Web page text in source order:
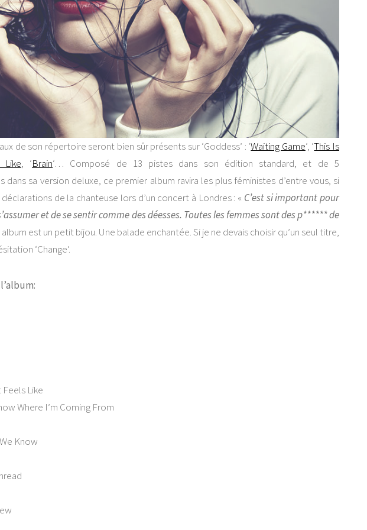
de son répertoire seront bien sûr présents sur ‘Goddess’ : ‘Waiting Game‘, ‘This Is
, ‘Brain‘… Composé de 13 pistes dans son édition standard, et de 5
dans sa version deluxe, ce premier album ravira les plus féministes d’entre vous, si
de la chanteuse lors d’un concert à Londres : « C’est si important pour
et de se sentir comme des déesses. Toutes les femmes sont des p****** de
album est un petit bijou. Une balade enchantée. Si je ne devais choisir qu’un seul titre,
‘Change’.
Feels Like
Where I’m Coming From
Know